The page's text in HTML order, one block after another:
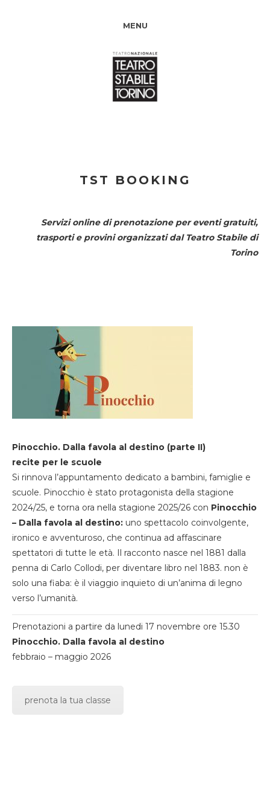
MENU
TST BOOKING
Servizi online di prenotazione per eventi gratuiti,
trasporti e provini organizzati dal Teatro Stabile di
Torino
Pinocchio. Dalla favola al destino (parte II)
recite per le scuole
Si rinnova l’appuntamento dedicato a bambini, famiglie e
scuole. Pinocchio è stato protagonista della stagione
2024/25, e torna ora nella stagione 2025/26 con Pinocchio
– Dalla favola al destino: uno spettacolo coinvolgente,
ironico e avventuroso, che continua ad affascinare
spettatori di tutte le età. Il racconto nasce nel 1881 dalla
penna di Carlo Collodi, per diventare libro nel 1883. non è
solo una fiaba: è il viaggio inquieto di un’anima di legno
verso l’umanità.
Prenotazioni a partire da lunedi 17 novembre ore 15.30
Pinocchio. Dalla favola al destino
febbraio – maggio 2026
prenota la tua classe